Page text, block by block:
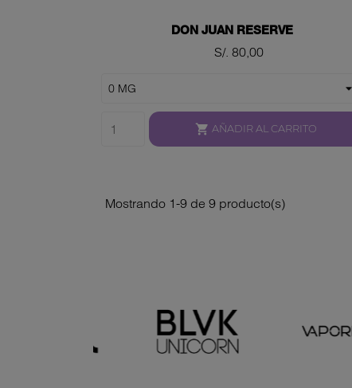
DON JUAN RESERVE
Precio
S/. 80,00
 AÑADIR AL CARRITO
Mostrando 1-9 de 9 producto(s)